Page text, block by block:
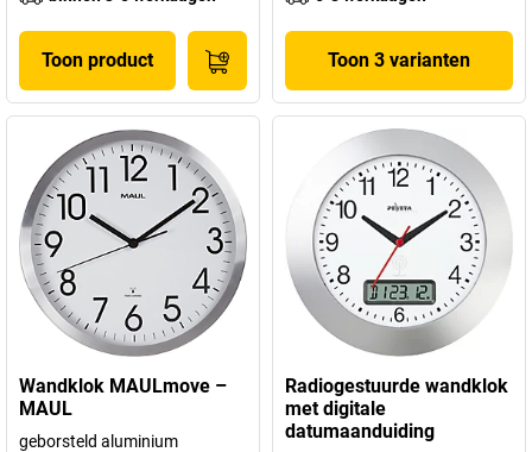
Toon product Toon 3 varianten
Wandklok MAULmove –
MAUL
geborsteld aluminium
Radiogestuurde wandklok
met digitale
datumaanduiding